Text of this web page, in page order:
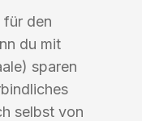
für den
du mit
sparen
selbst von